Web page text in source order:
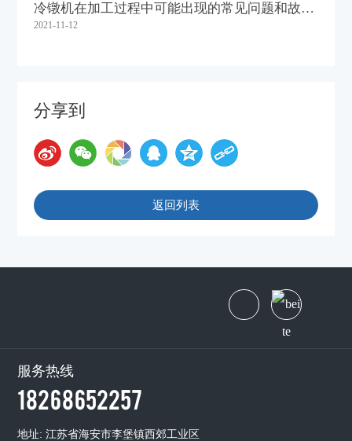
冷镦机在加工过程中可能出现的常见问题和故
障，如何进行维修和故障排除？
2021-11-12
分享到
返回列表
服务热线
18268652257
地址: 江苏省海安市李堡镇西郊工业区